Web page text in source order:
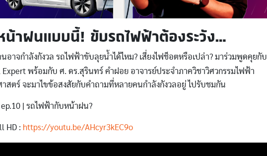
น้าฝนแบบนี้! ขับรถไฟฟ้าต้องระวัง…
อาจกำลังกังวล รถไฟฟ้าขับลุยน้ำได้ไหม? เสี่ยงไฟช็อตหรือเปล่า? มาร่วมพูดคุยกับ
Expert พร้อมกับ ศ. ดร.สุรินทร์ คำฝอย อาจารย์ประจำภาควิชาวิศวกรรมไฟฟ้า
สตร์ จะมาไขข้อสงสัยกับคำถามที่หลายคนกำลังกังวลอยู่ ไปรับชมกัน
ep.10 | รถไฟฟ้ากับหน้าฝน?
HD : https://youtu.be/AHcyr3kEC9o